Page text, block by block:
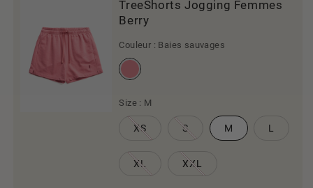
TreeShorts Jogging Femmes
Berry
Couleur : Baies sauvages
Size : M
XS S M L
XL XXL